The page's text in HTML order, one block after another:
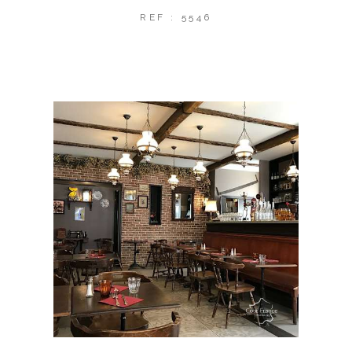
REF : 5546